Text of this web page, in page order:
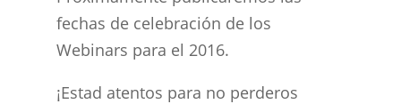
fechas de celebración de los
Webinars para el 2016.
¡Estad atentos para no perderos